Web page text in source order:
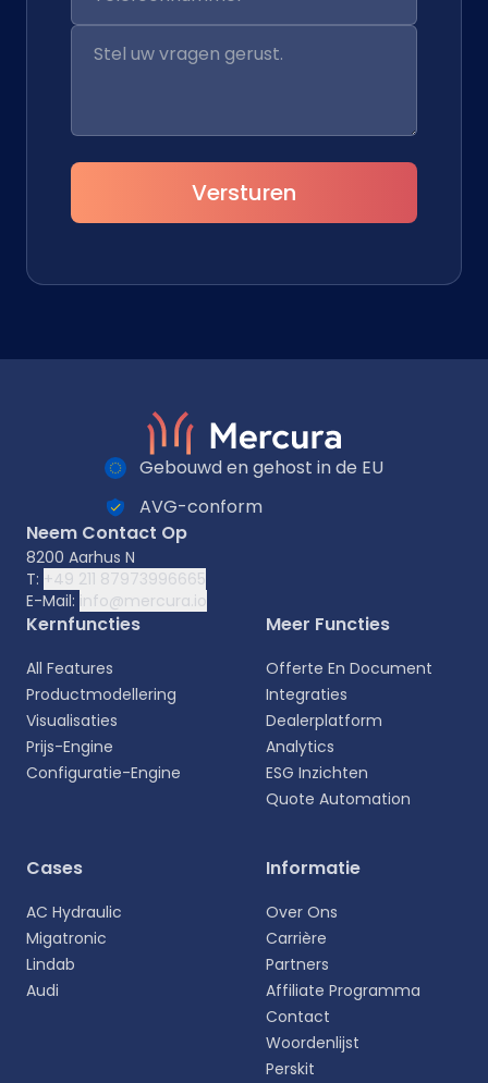
Selecteer uw taal
persoonlijke ervaring.
Versturen
Gebouwd en gehost in de EU
AVG-conform
Neem Contact Op
8200 Aarhus N
T: +49 211 87973996665
E-Mail: info@mercura.io
Kernfuncties
All Features
Productmodellering
Visualisaties
Prijs-Engine
Configuratie-Engine
Meer Functies
Offerte En Document
Integraties
Dealerplatform
Analytics
ESG Inzichten
Quote Automation
Cases
AC Hydraulic
Migatronic
Lindab
Audi
Informatie
Over Ons
Carrière
Partners
Affiliate Programma
Contact
Woordenlijst
Perskit